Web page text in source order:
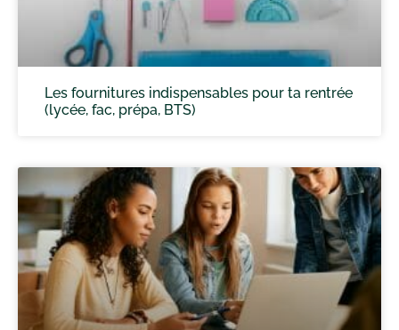
Les fournitures indispensables pour ta rentrée
(lycée, fac, prépa, BTS)